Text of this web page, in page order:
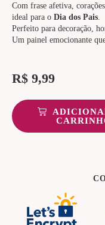
Com frase afetiva,
ideal para o Dia dos Pais.
Perfeito para decoração,
Um painel emocionante
R$ 9,99